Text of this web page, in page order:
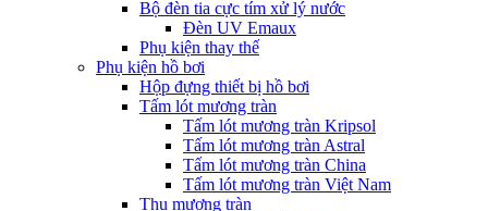
Bộ đèn tia cực tím xử lý nước
Đèn UV Emaux
Phụ kiện thay thế
Phụ kiện hồ bơi
Hộp đựng thiết bị hồ bơi
Tấm lót mương tràn
Tấm lót mương tràn Kripsol
Tấm lót mương tràn Astral
Tấm lót mương tràn China
Tấm lót mương tràn Việt Nam
Thu mương tràn